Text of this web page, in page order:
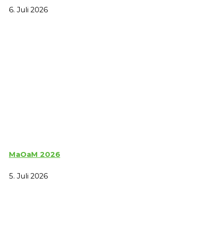
6. Juli 2026
MaOaM 2026
5. Juli 2026